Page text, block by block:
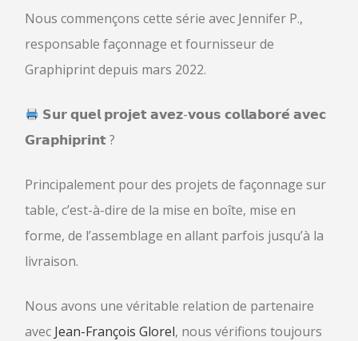
Nous commençons cette série avec Jennifer P.,
responsable façonnage et fournisseur de
Graphiprint depuis mars 2022.
𝗦𝘂𝗿 𝗾𝘂𝗲𝗹 𝗽𝗿𝗼𝗷𝗲𝘁 𝗮𝘃𝗲𝘇-𝘃𝗼𝘂𝘀 𝗰𝗼𝗹𝗹𝗮𝗯𝗼𝗿𝗲́ 𝗮𝘃𝗲𝗰
𝗚𝗿𝗮𝗽𝗵𝗶𝗽𝗿𝗶𝗻𝘁 ?
Principalement pour des projets de façonnage sur
table, c’est-à-dire de la mise en boîte, mise en
forme, de l’assemblage en allant parfois jusqu’à la
livraison.
Nous avons une véritable relation de partenaire
avec Jean-François Glorel, nous vérifions toujours